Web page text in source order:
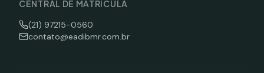
CENTRAL DE MATRÍCULA
(21) 97215-0560
contato@eadibmr.com.br